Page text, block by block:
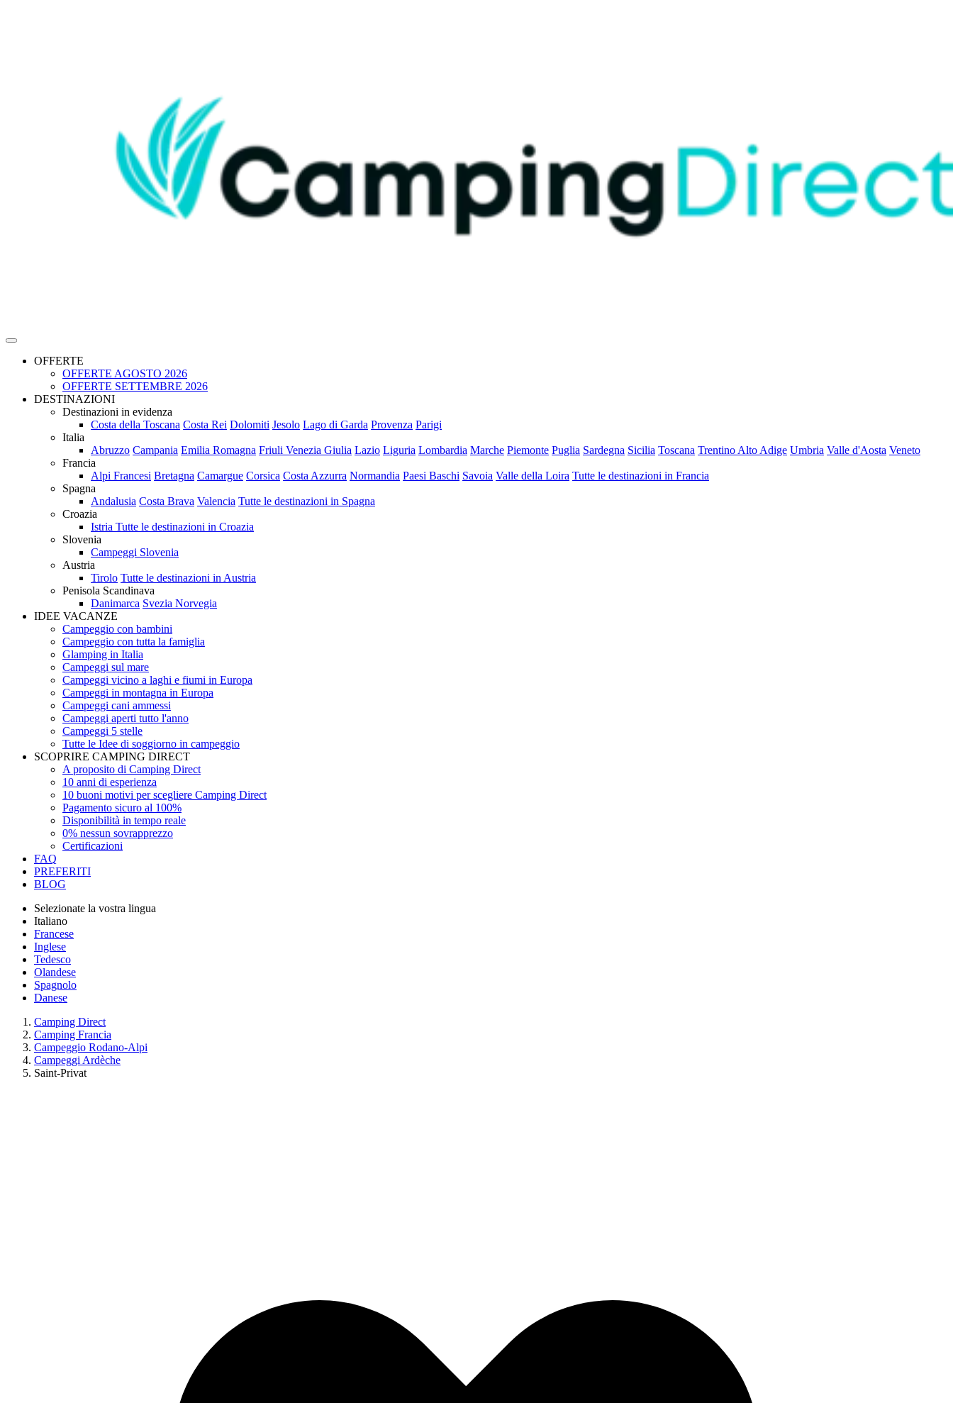
OFFERTE
OFFERTE AGOSTO 2026
OFFERTE SETTEMBRE 2026
DESTINAZIONI
Destinazioni in evidenza
Costa della Toscana Costa Rei Dolomiti Jesolo Lago di Garda Provenza Parigi
Italia
Abruzzo Campania Emilia Romagna Friuli Venezia Giulia Lazio Liguria Lombardia Marche Piemonte Puglia Sardegna Sicilia Toscana Trentino Alto Adige Umbria Valle d'Aosta Veneto
Francia
Alpi Francesi Bretagna Camargue Corsica Costa Azzurra Normandia Paesi Baschi Savoia Valle della Loira Tutte le destinazioni in Francia
Spagna
Andalusia Costa Brava Valencia Tutte le destinazioni in Spagna
Croazia
Istria Tutte le destinazioni in Croazia
Slovenia
Campeggi Slovenia
Austria
Tirolo Tutte le destinazioni in Austria
Penisola Scandinava
Danimarca Svezia Norvegia
IDEE VACANZE
Campeggio con bambini
Campeggio con tutta la famiglia
Glamping in Italia
Campeggi sul mare
Campeggi vicino a laghi e fiumi in Europa
Campeggi in montagna in Europa
Campeggi cani ammessi
Campeggi aperti tutto l'anno
Campeggi 5 stelle
Tutte le Idee di soggiorno in campeggio
SCOPRIRE CAMPING DIRECT
A proposito di Camping Direct
10 anni di esperienza
10 buoni motivi per scegliere Camping Direct
Pagamento sicuro al 100%
Disponibilità in tempo reale
0% nessun sovrapprezzo
Certificazioni
FAQ
PREFERITI
BLOG
Selezionate la vostra lingua
Italiano
Francese
Inglese
Tedesco
Olandese
Spagnolo
Danese
Camping Direct
Camping Francia
Campeggio Rodano-Alpi
Campeggi Ardèche
Saint-Privat